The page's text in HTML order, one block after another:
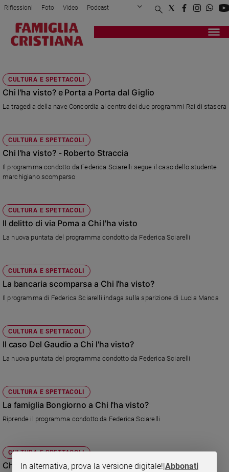
Attualità
Politica
Mondo
Economia
giustizia
Sport
Interviste
Papa
Fede
e
spiritualità
e
fede
Santo
del
giorno
valori
Ambiente
Riflessioni Foto Video Podcast
Privacy Policy Chi siamo
Registrati Redazione
CULTURA E SPETTACOLI
Chi l'ha visto? e Porta a Porta dal Giglio
La tragedia della nave Concordia al centro dei due programmi Rai di stasera
CULTURA E SPETTACOLI
Chi l'ha visto? - Roberto Straccia
Il programma condotto da Federica Sciarelli segue il caso dello studente
marchigiano scomparso
CULTURA E SPETTACOLI
Il delitto di via Poma a Chi l'ha visto
La nuova puntata del programma condotto da Federica Sciarelli
CULTURA E SPETTACOLI
La bancaria scomparsa a Chi l'ha visto?
Il programma di Federica Sciarelli indaga sulla sparizione di Lucia Manca
CULTURA E SPETTACOLI
Il caso Del Gaudio a Chi l'ha visto?
La nuova puntata del programma condotto da Federica Sciarelli
CULTURA E SPETTACOLI
La famiglia Bongiorno a Chi l'ha visto?
Riprende il programma condotto da Federica Sciarelli
CULTURA E SPETTACOLI
Chi l'ha visto?
In alternativa, prova la versione digitale!|Abbonati